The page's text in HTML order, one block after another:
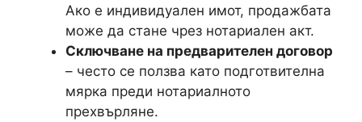
Ако е индивидуален имот, продажбата
може да стане чрез нотариален акт.
Сключване на предварителен договор
– често се ползва като подготвителна
мярка преди нотариалното
прехвърляне.